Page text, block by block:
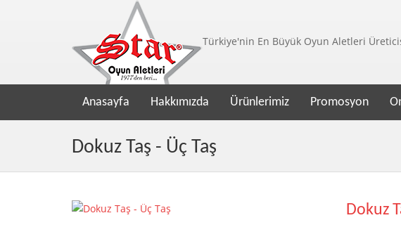
Türkiye'nin En Büyük Oyun Aletleri
Anasayfa Hakkımızda Ürünlerimiz Promosyon
Dokuz Taş - Üç Taş
Dokuz